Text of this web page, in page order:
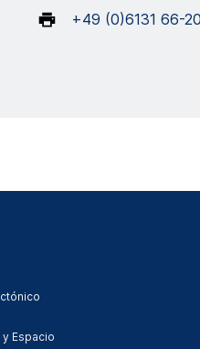
+49 (0)6131 66-
Espacio